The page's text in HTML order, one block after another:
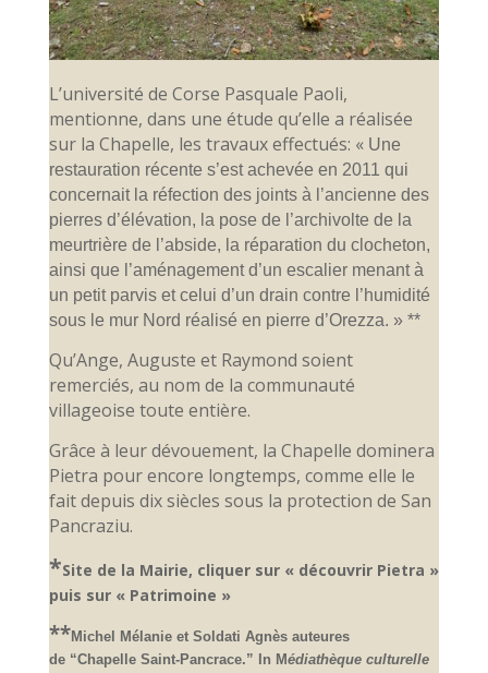
L’université de Corse Pasquale Paoli,
mentionne, dans une étude qu’elle a réalisée
sur la Chapelle, les travaux effectués: « Une
restauration récente s’est achevée en 2011 qui
concernait la réfection des joints à l’ancienne des
pierres d’élévation, la pose de l’archivolte de la
meurtrière de l’abside, la réparation du clocheton,
ainsi que l’aménagement d’un escalier menant à
un petit parvis et celui d’un drain contre l’humidité
sous le mur Nord réalisé en pierre d’Orezza. » **
Qu’Ange, Auguste et Raymond soient
remerciés, au nom de la communauté
villageoise toute entière.
Grâce à leur dévouement, la Chapelle dominera
Pietra pour encore longtemps, comme elle le
fait depuis dix siècles sous la protection de San
Pancraziu.
*Site de la Mairie, cliquer sur « découvrir Pietra »
puis sur « Patrimoine »
**Michel Mélanie et Soldati Agnès auteures
de “Chapelle Saint-Pancrace.” In Médiathèque culturelle